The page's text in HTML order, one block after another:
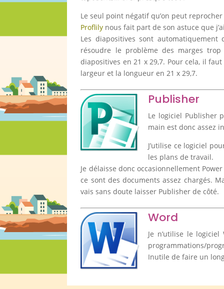
Le seul point négatif qu’on peut
Proflily nous fait part de son astuce que
Les diapositives sont
résoudre le problème des marges
diapositives en 21 x 29,7. Pour cela, il
largeur et la longueur en 21 x 29,7.
Publisher
Le logiciel Publisher
main est donc assez
J’utilise ce logiciel
les plans de travail.
Je délaisse donc occasionnellement
ce sont des documents assez chargés.
vais sans doute laisser Publisher de côté.
Word
Je n’utilise le
programmations/
Inutile de faire un